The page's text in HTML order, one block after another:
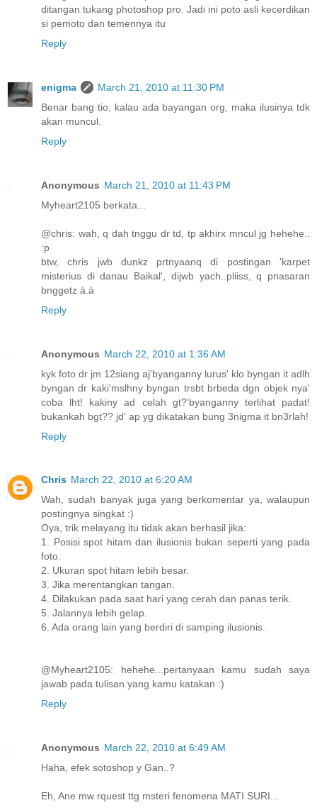
ditangan tukang photoshop pro. Jadi ini poto asli kecerdikan
si pemoto dan temennya itu
Reply
enigma
March 21, 2010 at 11:30 PM
Benar bang tio, kalau ada bayangan org, maka ilusinya tdk
akan muncul.
Reply
Anonymous March 21, 2010 at 11:43 PM
Myheart2105 berkata...
@chris: wah, q dah tnggu dr td, tp akhirx mncul jg hehehe..
:p
btw, chris jwb dunkz prtnyaanq di postingan 'karpet
misterius di danau Baikal', dijwb yach..pliiss, q pnasaran
bnggetz à.à
Reply
Anonymous March 22, 2010 at 1:36 AM
kyk foto dr jm 12siang aj'byanganny lurus' klo byngan it adlh
byngan dr kaki'mslhny byngan trsbt brbeda dgn objek nya'
coba lht! kakiny ad celah gt?'byanganny terlihat padat!
bukankah bgt?? jd' ap yg dikatakan bung 3nigma it bn3rlah!
Reply
Chris March 22, 2010 at 6:20 AM
Wah, sudah banyak juga yang berkomentar ya, walaupun
postingnya singkat :)
Oya, trik melayang itu tidak akan berhasil jika:
1. Posisi spot hitam dan ilusionis bukan seperti yang pada
foto.
2. Ukuran spot hitam lebih besar.
3. Jika merentangkan tangan.
4. Dilakukan pada saat hari yang cerah dan panas terik.
5. Jalannya lebih gelap.
6. Ada orang lain yang berdiri di samping ilusionis.
@Myheart2105: hehehe...pertanyaan kamu sudah saya
jawab pada tulisan yang kamu katakan :)
Reply
Anonymous March 22, 2010 at 6:49 AM
Haha, efek sotoshop y Gan..?
Eh, Ane mw rquest ttg msteri fenomena MATI SURI...